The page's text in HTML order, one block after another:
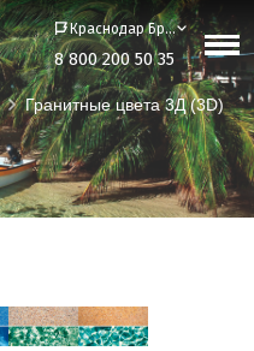
Краснодар Бренд-офис
8 800 200 50 35
Гранитные цвета 3Д (3D)